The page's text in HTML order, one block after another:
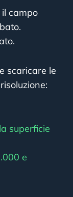
campo
scaricare le
superficie
e